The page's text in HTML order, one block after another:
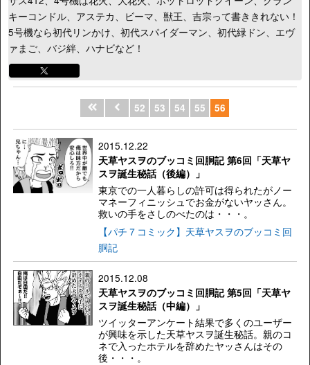
キーコンドル、アステカ、ビーマ、獣王、吉宗って書ききれない！
5号機なら初代リンかけ、初代スパイダーマン、初代緑ドン、エヴ
ァまご、バジ絆、ハナビなど！
52 53 54 55 56
2015.12.22
天草ヤスヲのブッコミ回胴記 第6回「天草ヤ
スヲ誕生秘話（後編）」
東京での一人暮らしの許可は得られたがノー
マネーフィニッシュでお金がないヤッさん。
救いの手をさしのべたのは・・・。
【パチ７コミック】天草ヤスヲのブッコミ回
胴記
2015.12.08
天草ヤスヲのブッコミ回胴記 第5回「天草ヤ
スヲ誕生秘話（中編）」
ツイッターアンケート結果で多くのユーザー
が興味を示した天草ヤスヲ誕生秘話。親のコ
ネで入ったホテルを辞めたヤッさんはその
後・・・。